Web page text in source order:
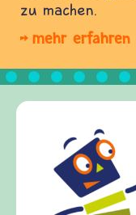
zu machen.
mehr erfahren